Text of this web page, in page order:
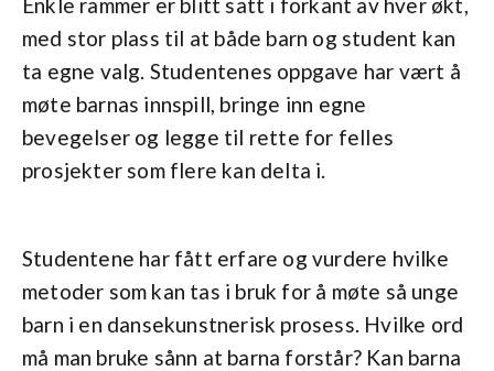
med stor plass til at både barn og student kan
ta egne valg. Studentenes oppgave har vært å
møte barnas innspill, bringe inn egne
bevegelser og legge til rette for felles
prosjekter som flere kan delta i.
Studentene har fått erfare og vurdere hvilke
metoder som kan tas i bruk for å møte så unge
barn i en dansekunstnerisk prosess. Hvilke ord
må man bruke sånn at barna forstår? Kan barna